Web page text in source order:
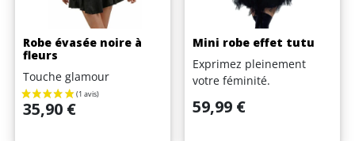
Robe évasée noire à
fleurs
Touche glamour
Prix
35,90 €
Mini robe effet tutu
Exprimez pleinement
votre féminité.
Prix
59,99 €